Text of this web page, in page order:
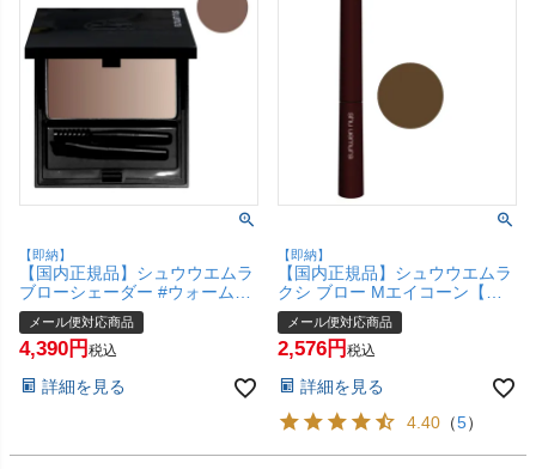
【即納】
【国内正規品】シュウウエムラ
ブローシェーダー #ウォームト
ーン【アイブロー/アイブロウ/
眉墨/まゆ墨】 shu uemura 【メ
ール便対応商品】【SBT】
メール便対応商品
4,390 税込
詳細を見る
【即納】
【国内正規品】シュウウエムラ
クシ ブロー Mエイコーン【ア
イブロー/アイブロウ/眉墨/まゆ
墨】【メール便対応商品】
【SBT】
メール便対応商品
2,576 税込
詳細を見る
4.40 （5）